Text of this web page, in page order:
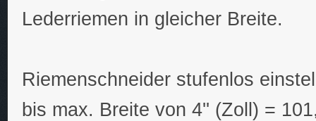
Lederriemen in gleicher Breite.
Riemenschneider stufenlos
bis max. Breite von 4'' (Zoll) =